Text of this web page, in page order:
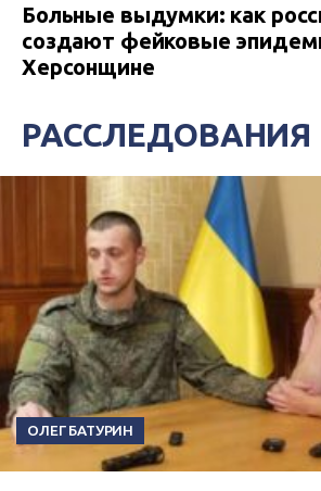
Больные выдумки: как
создают фейковые
Херсонщине
РАССЛЕДОВАНИЯ
ОЛЕГ БАТУРИН